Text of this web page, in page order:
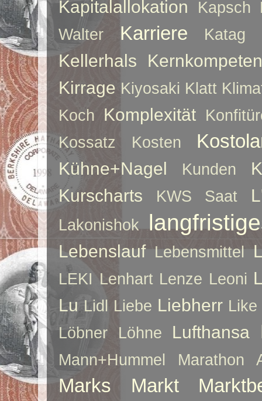
Kapitalallokation Kapsch
Walter
Karriere Katag
Kellerhals
Kirrage Kiyosaki Klatt
Koch Komplexität
Kossatz
Kosten
Kühne+Nagel Kunden
Kurscharts
KWS Saat
Lakonishok
Lebenslauf Lebensmittel
LEKI Lenhart Lenze Leoni
Lu Lidl Liebe Liebherr Like
Löbner
Löhne Lufthansa
Mann+Hummel Marathon
Marks Markt